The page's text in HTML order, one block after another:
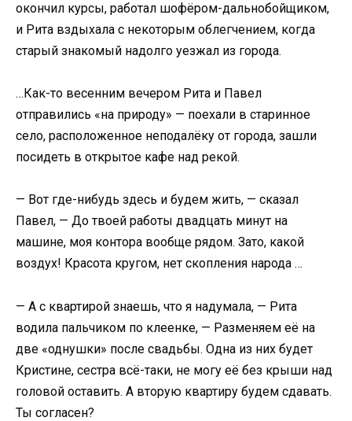
окончил курсы, работал шофёром-дальнобойщиком,
и Рита вздыхала с некоторым облегчением, когда
старый знакомый надолго уезжал из города.
…Как-то весенним вечером Рита и Павел
отправились «на природу» — поехали в старинное
село, расположенное неподалёку от города, зашли
посидеть в открытое кафе над рекой.
— Вот где-нибудь здесь и будем жить, — сказал
Павел, — До твоей работы двадцать минут на
машине, моя контора вообще рядом. Зато, какой
воздух! Красота кругом, нет скопления народа …
— А с квартирой знаешь, что я надумала, — Рита
водила пальчиком по клеенке, — Разменяем её на
две «однушки» после свадьбы. Одна из них будет
Кристине, сестра всё-таки, не могу её без крыши над
головой оставить. А вторую квартиру будем сдавать.
Ты согласен?